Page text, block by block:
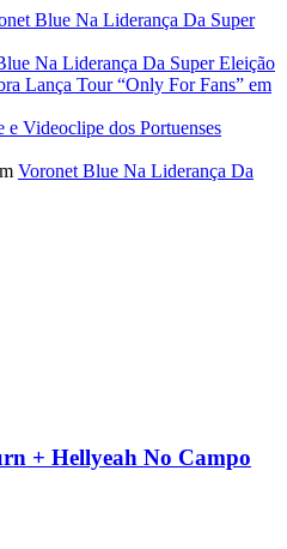
Blue Na Liderança Da Super
Na Liderança Da Super Eleição
Lança Tour “Only For Fans” em
e Videoclipe dos Portuenses
Voronet Blue Na Liderança Da
+ Hellyeah No Campo